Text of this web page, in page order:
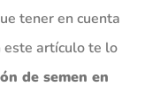
tener en cuenta
este artículo te lo
de semen en